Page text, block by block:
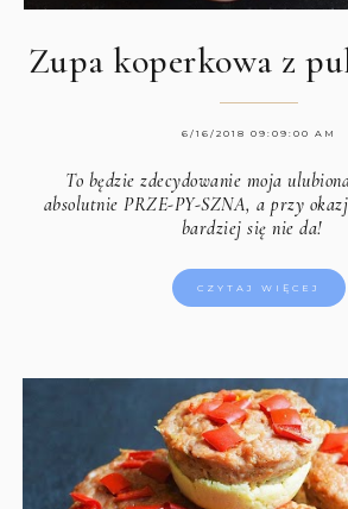
Zupa koperkowa z
6/16/2018 09:09:00 AM
To będzie zdecydowanie moja
absolutnie PRZE-PY-SZNA, a przy
bardziej się nie da!
CZYTAJ WIĘCEJ